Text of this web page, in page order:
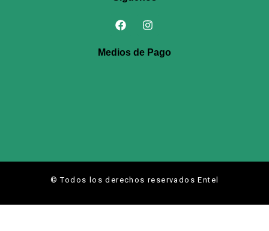
Medios de Pago
© Todos los derechos reservados Entel